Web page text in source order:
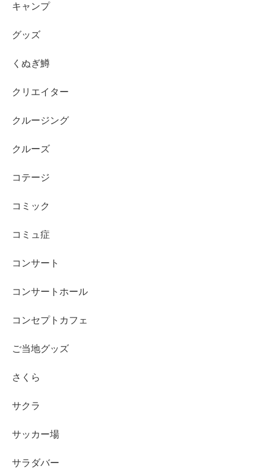
キャンプ
グッズ
くぬぎ鱒
クリエイター
クルージング
クルーズ
コテージ
コミック
コミュ症
コンサート
コンサートホール
コンセプトカフェ
ご当地グッズ
さくら
サクラ
サッカー場
サラダバー